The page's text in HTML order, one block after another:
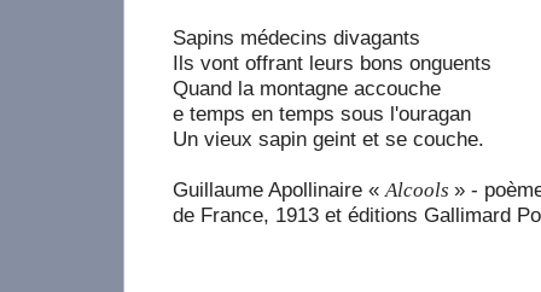
Sapins médecins divagants
Ils vont offrant leurs bons onguents
Quand la montagne accouche
e temps en temps sous l'ouragan
Un vieux sapin geint et se couche.
Guillaume Apollinaire «Alcools » -
de France, 1913 et éditions Gallimard